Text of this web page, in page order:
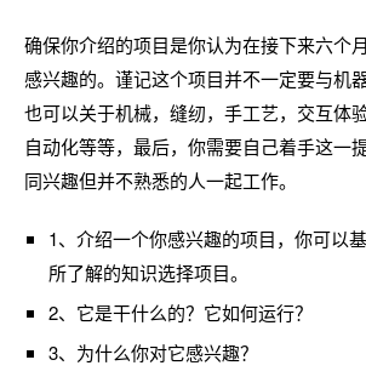
确保你介绍的项目是你认为在接下来六个
感兴趣的。谨记这个项目并不一定要与机
也可以关于机械，缝纫，手工艺，交互体
自动化等等，最后，你需要自己着手这一
同兴趣但并不熟悉的人一起工作。
1、介绍一个你感兴趣的项目，你可以
所了解的知识选择项目。
2、它是干什么的？它如何运行？
3、为什么你对它感兴趣？